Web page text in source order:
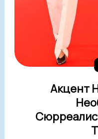
Акцент